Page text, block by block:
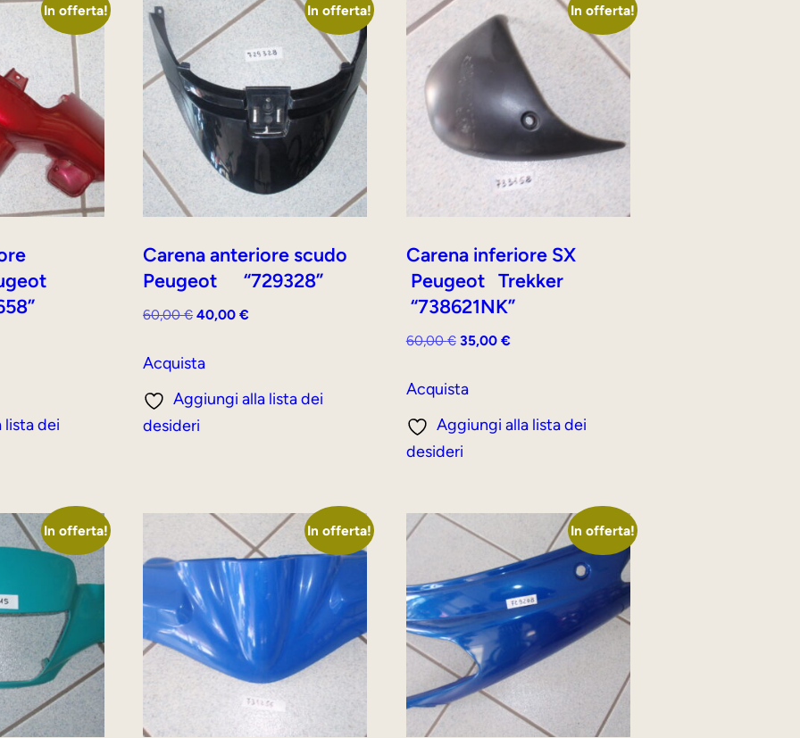
In offerta!
€.
lista dei
In offerta!
Carena anteriore scudo
Peugeot “729328”
60,00€ Il
originale
60,00 €.
40,00€Il
40,00 €.
Acquista
Aggiungi alla lista dei
desideri
In offerta!
Carena inferiore SX
Peugeot Trekker
“738621NK”
60,00€ Il
originale
60,00 €.
35,00 €Il
35,00 €.
Acquista
Aggiungi alla lista dei
desideri
In offerta! In offerta! In offerta!